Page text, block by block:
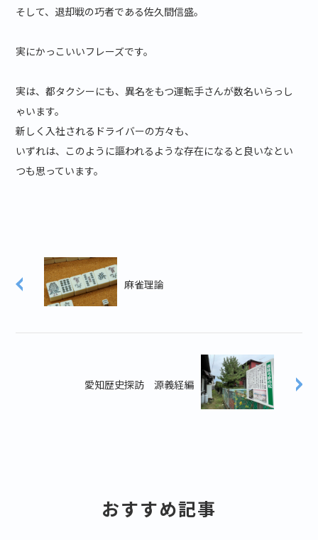
そして、退却戦の巧者である佐久間信盛。
実にかっこいいフレーズです。
実は、都タクシーにも、異名をもつ運転手さんが数名いらっし
ゃいます。
新しく入社されるドライバーの方々も、
いずれは、このように謳われるような存在になると良いなとい
つも思っています。
麻雀理論
愛知歴史探訪 源義経編
おすすめ記事